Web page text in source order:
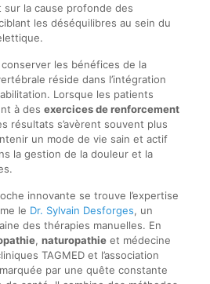
sur la cause profonde des
les déséquilibres au sein du
les bénéfices de la
réside dans l’intégration
Lorsque les patients
à des exercices de renforcement
résultats s’avèrent souvent plus
un mode de vie sain et actif
la gestion de la douleur et la
innovante se trouve l’expertise
le Dr. Sylvain Desforges, un
des thérapies manuelles. En
, naturopathieet médecine
TAGMED et l’association
par une quête constante